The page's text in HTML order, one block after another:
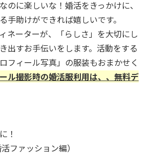
のに楽しいな！婚活をきっかけに、
手助けができれば嬉しいです。
ネーターが、「らしさ」を大切にし
出すお手伝いをします。活動をする
フィール写真」の服装もおまかせく
ル撮影時の婚活服利用は、、無料デ
！
ファッション編）